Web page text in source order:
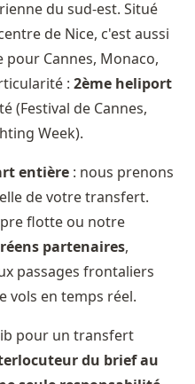
du sud-est. Situé
de Nice, c'est aussi
Cannes, Monaco,
: 2ème heliport
(Festival de Cannes,
Week).
entière : nous prenons
de votre transfert.
flotte ou notre
partenaires,
passages frontaliers
vols en temps réel.
pour un transfert
du brief au